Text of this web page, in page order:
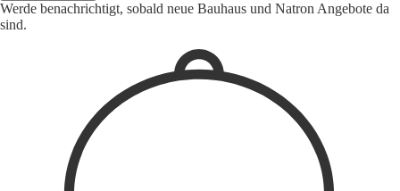
Werde benachrichtigt, sobald neue Bauhaus und Natron Angebote da
sind.